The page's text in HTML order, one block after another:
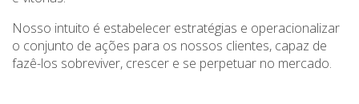
Nosso intuito é estabelecer estratégias e operacionalizar
o conjunto de ações para os nossos clientes, capaz de
fazê-los sobreviver, crescer e se perpetuar no mercado.